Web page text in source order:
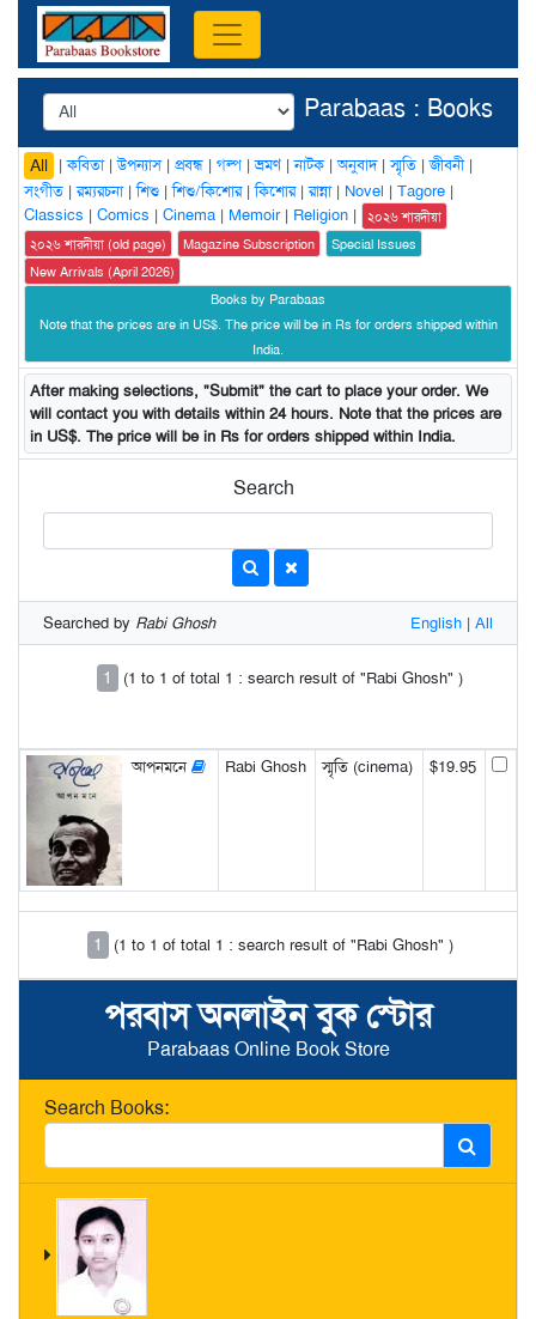
পরবাস অনলাইন বুক স্টোর
Parabaas Online Book Store
Search Books:
Parabaas : Books
All |কবিতা|উপন্যাস| প্রবন্ধ | গল্প |ভ্রমণ|নাটক |অনুবাদ|স্মৃতি |জীবনী|
সংগীত |রম্যরচনা|শিশু |শিশু/কিশোর|কিশোর|রান্না| Novel | Tagore |
Classics | Comics | Cinema | Memoir| Religion |
২০২৬ শারদীয়া
২০২৬ শারদীয়া (old page)
Magazine Subscription
Special Issues
New Arrivals (April 2026)
Books by Parabaas
Note that the prices are in US$. The price will be in Rs for orders shipped within
India.
After making selections, "Submit" the cart to place your order. We
will contact you with details within 24 hours. Note that the prices are
in US$. The price will be in Rs for orders shipped within India.
Search
Searched by Rabi Ghosh English | All
1 (1 to 1 of total 1 : search result of "Rabi Ghosh" )
আপনমনে Rabi Ghosh স্মৃতি (cinema) $19.95
1 (1 to 1 of total 1 : search result of "Rabi Ghosh" )